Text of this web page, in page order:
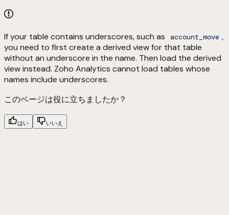
If your table contains underscores, such as account_move ,
you need to first create a derived view for that table
without an underscore in the name. Then load the derived
view instead. Zoho Analytics cannot load tables whose
names include underscores.
このページは役に立ちましたか？
はい いいえ